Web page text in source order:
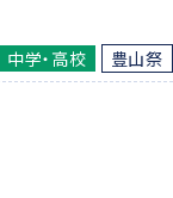
中学・高校 豊山祭